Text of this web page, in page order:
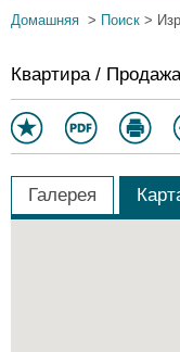
Домашняя > Поиск >
Квартира /
Галерея